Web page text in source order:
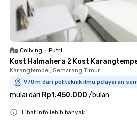
Coliving • Putri
Kost Halmahera 2 Kost
Karangtempel, Semarang Timur
970 m dari politeknik ilmu pelayaran
mulai dari Rp1.450.000 /bulan
Lihat info lebih banyak